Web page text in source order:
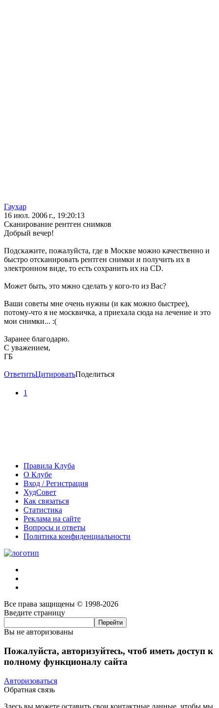
Гаухар
16 июл. 2006 г., 19:20:13
Сканирование рентген снимков
Добрый вечер!
Подскажите, пожалуйста, где в Москве можно качественно и
быстро отсканировать рентген снимки и получить их в
электронном виде, то есть сохранить их на CD.
Может быть, это мжно сделать у кого-то из Вас?
Ваши советы мне очень нужны (и как можно быстрее),
потому-что я не москвичка, а приехала сюда на лечение и это
мои снимки... :(
Заранее благодарю.
С уважением,
ГБ
ОтветитьЦитироватьПоделиться
1
Правила Клуба
О Клубе
Вход / Регистрация
ХудСовет
Как связаться
Статистика
Реклама на сайте
Вопросы и ответы
Политика конфиденциальности
Все права защищены © 1998-2026
Введите страницу
Вы не авторизованы
Пожалуйста, авторизуйтесь, чтоб иметь доступ к
полному функционалу сайта
Авторизоваться
Обратная связь
Здесь вы можете оставить свои контактные данные, чтобы мы